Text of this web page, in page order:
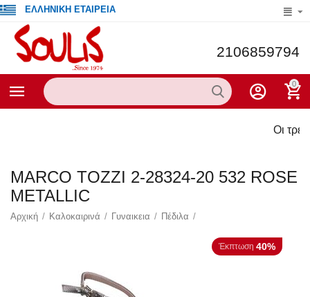
ΕΛΛΗΝΙΚΗ ΕΤΑΙΡΕΙΑ
2106859794
0
Οι
MARCO TOZZI 2-28324-20 532 ROSE
METALLIC
Αρχική / Καλοκαιρινά / Γυναικεια / Πέδιλα /
Έκπτωση 40%